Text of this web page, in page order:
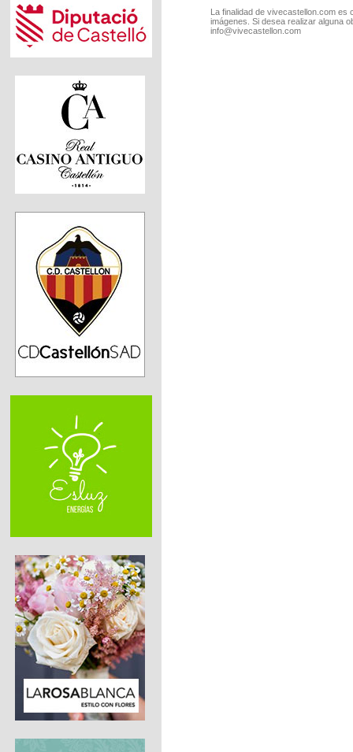
La finalidad de vivecastellon.com
imágenes. Si desea realizar alguna
info@vivecastellon.com